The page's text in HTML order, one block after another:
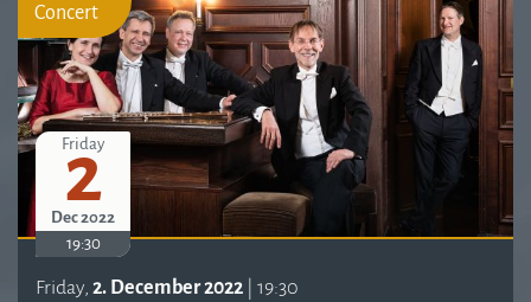
Concert
Friday
2
Dec 2022
19:30
Friday, 2. December 2022 | 19:30